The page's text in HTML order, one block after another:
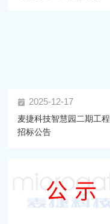
2025-12-17
麦捷科技智慧园二期工程
招标公告